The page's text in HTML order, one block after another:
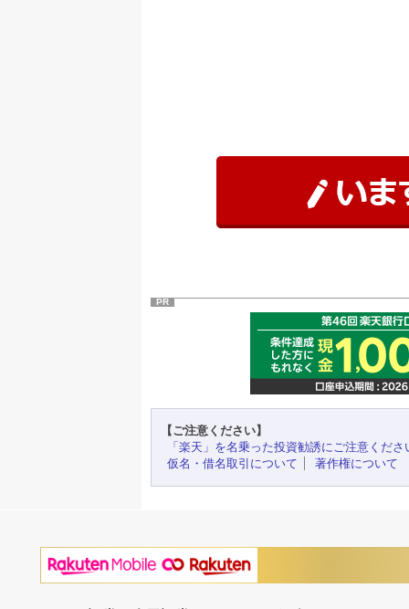
PR
【ご注意ください】
「楽天」を名乗った投資勧誘にご注意くださ
仮名・借名取引について
著作権について